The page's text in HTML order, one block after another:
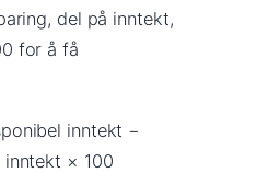
del på inntekt,
for å få
inntekt −
× 100